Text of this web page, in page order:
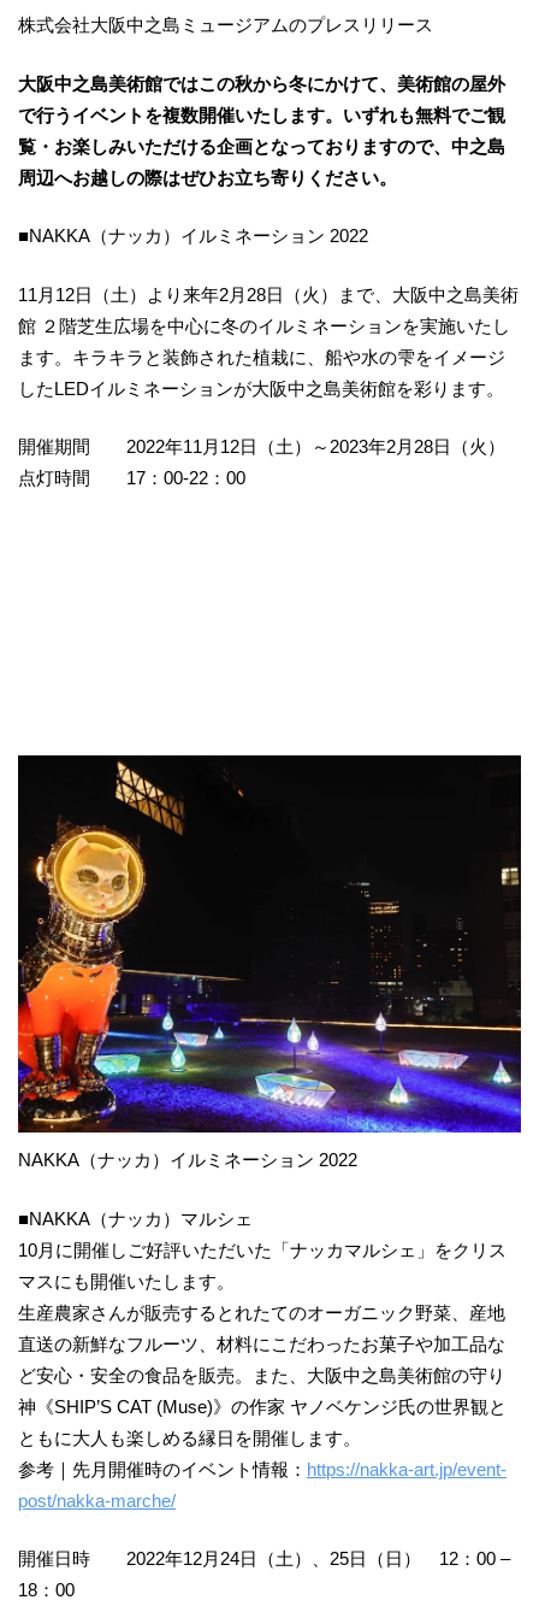
株式会社大阪中之島ミュージアムのプレスリリース
大阪中之島美術館ではこの秋から冬にかけて、美術館の屋外
で行うイベントを複数開催いたします。いずれも無料でご観
覧・お楽しみいただける企画となっておりますので、中之島
周辺へお越しの際はぜひお立ち寄りください。
■NAKKA（ナッカ）イルミネーション 2022
11月12日（土）より来年2月28日（火）まで、大阪中之島美術
館 ２階芝生広場を中心に冬のイルミネーションを実施いたし
ます。キラキラと装飾された植栽に、船や水の雫をイメージ
したLEDイルミネーションが大阪中之島美術館を彩ります。
開催期間 2022年11月12日（土）～2023年2月28日（火）
点灯時間 17：00-22：00
NAKKA（ナッカ）イルミネーション 2022
■NAKKA（ナッカ）マルシェ
10月に開催しご好評いただいた「ナッカマルシェ」をクリス
マスにも開催いたします。
生産農家さんが販売するとれたてのオーガニック野菜、産地
直送の新鮮なフルーツ、材料にこだわったお菓子や加工品な
ど安心・安全の食品を販売。また、大阪中之島美術館の守り
神《SHIP’S CAT (Muse)》の作家 ヤノベケンジ氏の世界観と
ともに大人も楽しめる縁日を開催します。
参考｜先月開催時のイベント情報： https://nakka-art.jp/event-
post/nakka-marche/
開催日時 2022年12月24日（土）、25日（日） 12：00 –
18：00